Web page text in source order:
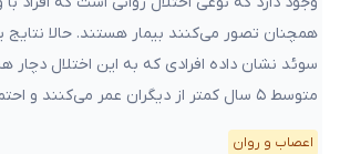
همچنان تصور می‌کنند بیمار هستند. حالا
سوئد نشان داده افرادی که به این اختلال دچار
متوسط ۵ سال کمتر از دیگران عمر می‌کنند و احتمال […]
اعصاب و روان